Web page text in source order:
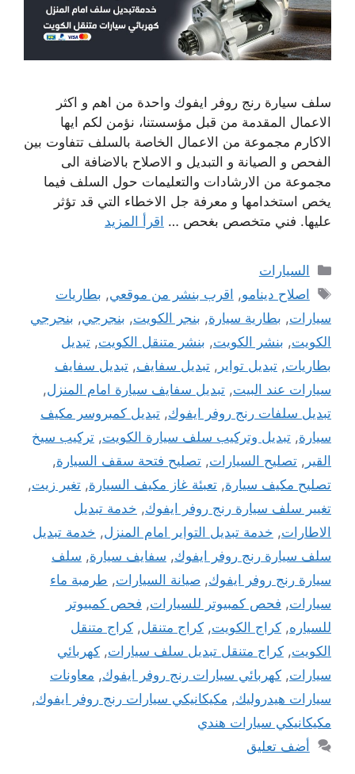
سلف سيارة رنج روفر ايفوك واحدة من اهم و اكثر
الاعمال المقدمة من قبل مؤسستنا، نؤمن لكم ايها
الاكارم مجموعة من الاعمال الخاصة بالسلف تتفاوت بين
الفحص و الصيانة و التبديل و الاصلاح بالاضافة الى
مجموعة من الارشادات والتعليمات حول السلف فيما
يخص استخدامها و معرفة جل الاخطاء التي قد تؤثر
عليها. فني متخصص بغحص … اقرأ المزيد
التصنيفات
السيارات
الوسوم
اصلاح دينامو, اقرب بنشر من موقعي, بطاريات
سيارات, بطارية سيارة, بنجر الكويت, بنجرجي, بنجرجي
الكويت, بنشر الكويت, بنشر متنقل الكويت, تبديل
بطاريات, تبديل تواير , تبديل سفايف, تبديل سفايف
سيارات عند البيت, تبديل سفايف سيارة امام المنزل,
تبديل سلفات رنج روفر ايفوك, تبديل كمبروسر مكيف
سيارة, تبديل وتركيب سلف سيارة الكويت, تركيب سيخ
القير , تصليح السيارات, تصليح فتحة سقف السيارة,
تصليح مكيف سيارة, تعبئة غاز مكيف السيارة, تغير زيت,
تغيير سلف سيارة رنج روفر ايفوك, خدمة تبديل
الاطارات, خدمة تبديل التواير امام المنزل, خدمة تبديل
سلف سيارة رنج روفر ايفوك, سفايف سيارة, سلف
سيارة رنج روفر ايفوك, صيانة السيارات, طرمبة ماء
سيارات, فحص كمبيوتر للسيارات, فحص كمبيوتر
للسياره, كراج الكويت, كراج متنقل, كراج متنقل
الكويت, كراج متنقل تبديل سلف سيارات, كهربائي
سيارات, كهربائي سيارات رنج روفر ايفوك, معاونات
سيارات هيدروليك, مكيكانيكي سيارات رنج روفر ايفوك,
مكيكانيكي سيارات هندي
أضف تعليق